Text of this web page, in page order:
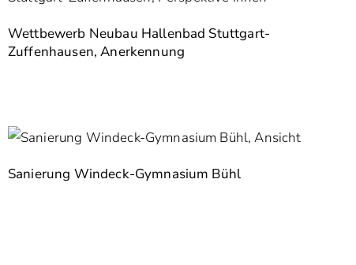
Wettbewerb Neubau Hallenbad Stuttgart-
Zuffenhausen, Anerkennung
Sanierung Windeck-Gymnasium Bühl